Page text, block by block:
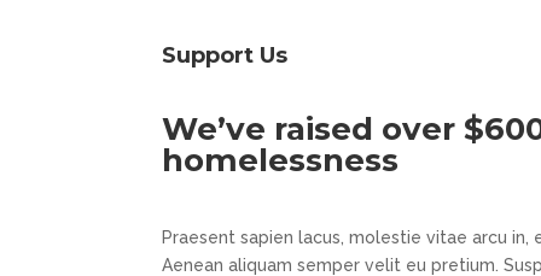
Support Us
We’ve raised over
homelessness
Praesent sapien lacus, molestie vitae arcu in,
Aenean aliquam semper velit eu pretium.